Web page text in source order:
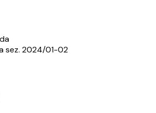
sez. 2024/01-02